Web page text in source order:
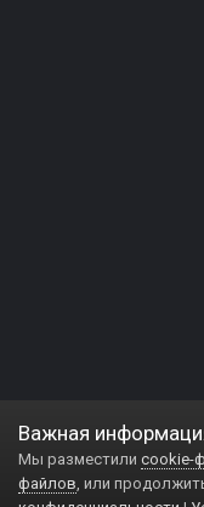
Важная
Мы разместили cookie-
файлов, или